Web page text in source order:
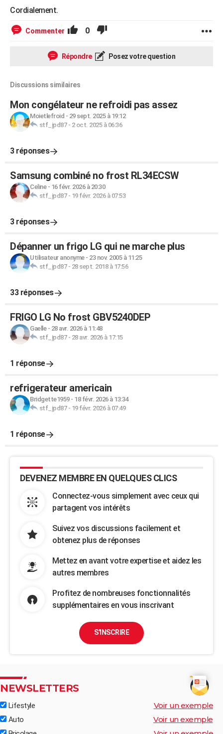
FORUM
Bricolage
Lifestyle
Culture
Sport
Auto
Television
Voyage
Cinema
Cordialement.
Commenter 0
Répondre Posez votre question
Discussions similaires
Mon congélateur ne refroidi pas assez
Moietlefroid - 29 sept. 2025 à 19:12
stf_jpd87- 2 oct. 2025 à 06:36
3 réponses
Samsung combiné no frost RL34ECSW
Celine- 16 févr. 2026 à 20:30
stf_jpd87- 19 févr. 2026 à 07:53
3 réponses
Dépanner un frigo LG qui ne marche plus
Utilisateur anonyme- 23 nov. 2005 à 11:25
stf_jpd87- 28 sept. 2018 à 17:56
33 réponses
FRIGO LG No frost GBV5240DEP
Gaelle- 28 avr. 2026 à 11:48
stf_jpd87- 28 avr. 2026 à 17:15
1 réponse
refrigerateur americain
Bridgette1959- 18 févr. 2026 à 13:34
stf_jpd87- 19 févr. 2026 à 07:49
1 réponse
DEVENEZ MEMBRE EN QUELQUES CLICS
Connectez-vous simplement avec ceux qui
partagent vos intérêts
Suivez vos discussions facilement et
obtenez plus de réponses
Mettez en avant votre expertise et aidez les
autres membres
Profitez de nombreuses fonctionnalités
supplémentaires en vous inscrivant
S'INSCRIRE
NEWSLETTERS
Lifestyle Voir un exemple
Auto Voir un exemple